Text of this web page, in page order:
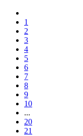
1
2
3
4
5
6
7
8
9
10
...
20
21